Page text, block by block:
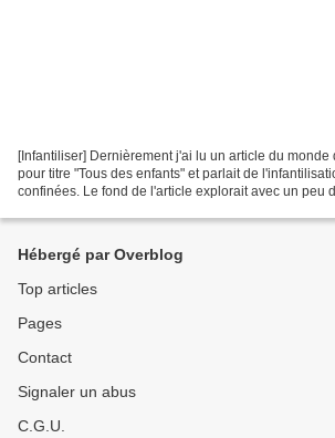
[Infantiliser] Dernièrement j'ai lu un article du
pour titre "Tous des enfants" et parlait de
confinées. Le fond de l'article explorait avec un peu
Hébergé par Overblog
Top articles
Pages
Contact
Signaler un abus
C.G.U.